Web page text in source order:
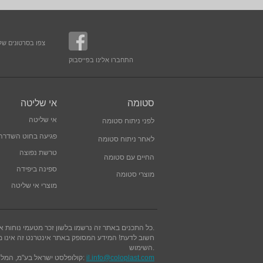
התחברו אלינו בפייסבוק
צפו בסרטונים
סטומה
לפני ניתוח סטומה
לאחר ניתוח סטומה
החיים עם סטומה
מוצרי סטומה
אי שליטה
אי שליטה
פגיעה בחוט
טרשת נפוצה
ספינה ביפידה
מוצרי אי שליטה
כל התכנים באתר זה נרשמו בלשון זכר מטעמי נוחות אך מתייחסים לשני המינים.
חשוב לדעת! המידע המסופק באתר אינטרנט זה אינו
השימוש.
קולופלסט ישראל בע"מ, המלאכה 5, בית עוגן, פארק עסקים פולג, נתניה, 4250540, ישראל. טלפון: 09-766-7030, דוא"ל: il.info@coloplast.com